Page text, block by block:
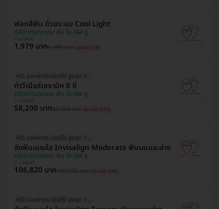
ฟอกสีฟัน ด้วยระบบ Cool Light
คลินิกทันตกรรม ฟัน ไอ เลิฟ ยู
บางกะปิ
1,979 บาท1,999 บาท ประหยัด 1%
HD ออกค่าประเมินให้! สูงสุด 1500 บ.
ทำวีเนียร์เซรามิก 8 ซี่
คลินิกทันตกรรม ฟัน ไอ เลิฟ ยู
บางกะปิ
58,200 บาท80,000 บาท ประหยัด 27%
HD ออกค่าประเมินให้! สูงสุด 1500 บ.
จัดฟันแบบใส Invisalign Moderate ฟันบนและล่าง
คลินิกทันตกรรม ฟัน ไอ เลิฟ ยู
บางกะปิ
106,820 บาท150,000 บาท ประหยัด 29%
HD ออกค่าประเมินให้! สูงสุด 1500 บ.